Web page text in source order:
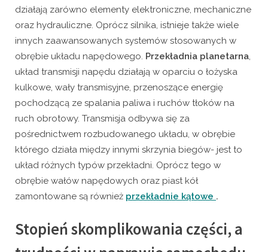
działają zarówno elementy elektroniczne, mechaniczne
oraz hydrauliczne. Oprócz silnika, istnieje także wiele
innych zaawansowanych systemów stosowanych w
obrębie układu napędowego. Przekładnia planetarna,
układ transmisji napędu działają w oparciu o łożyska
kulkowe, wały transmisyjne, przenoszące energię
pochodzącą ze spalania paliwa i ruchów tłoków na
ruch obrotowy. Transmisja odbywa się za
pośrednictwem rozbudowanego układu, w obrębie
którego działa między innymi skrzynia biegów- jest to
układ różnych typów przekładni. Oprócz tego w
obrębie wałów napędowych oraz piast kół
zamontowane są również przekładnie kątowe .
Stopień skomplikowania części, a